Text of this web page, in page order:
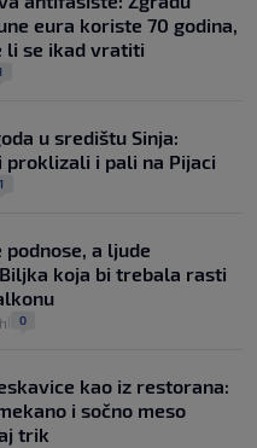
eura koriste 70 godina,
li se ikad vratiti
u središtu Sinja:
i pali na Pijaci
1
podnose, a ljude
koja bi trebala rasti
0
kao iz restorana:
i sočno meso
trik